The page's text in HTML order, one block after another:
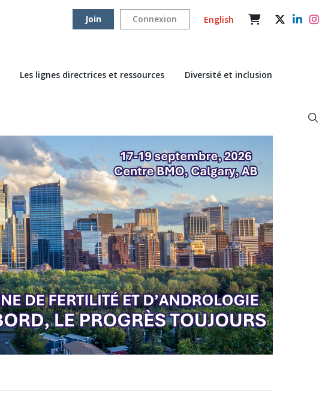
Join Connexion English
Les lignes directrices et ressources
Diversité et inclusion